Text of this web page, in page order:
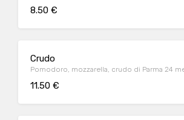
8.50 €
Crudo
Pomodoro, mozzarella, crudo di Parma 24
11.50 €